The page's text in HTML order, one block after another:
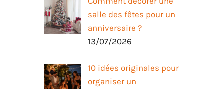
salle des fêtes pour un
anniversaire ?
13/07/2026
10 idées originales pour
organiser un